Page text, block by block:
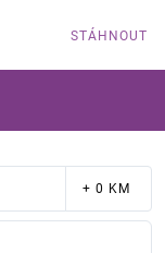
STÁHNOUT
+ 0 KM